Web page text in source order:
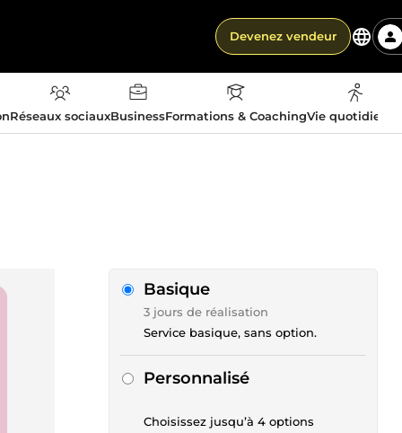
Devenez vendeur
Réseaux sociauxBusinessFormations & CoachingVie
Basique
3 jours de réalisation
Service basique, sans option.
Personnalisé
Choisissez jusqu’à 4 options